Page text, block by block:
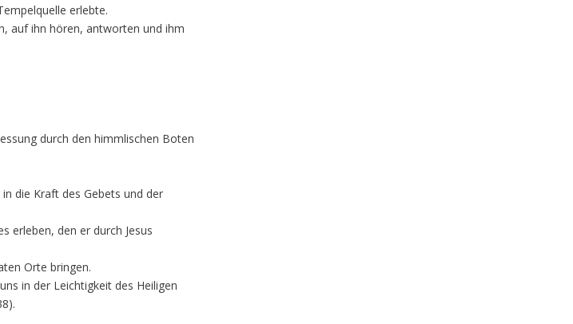
erlebte.
auf ihn hören, antworten und ihm
durch den himmlischen Boten
die Kraft des Gebets und der
erleben, den er durch Jesus
Orte bringen.
in der Leichtigkeit des Heiligen